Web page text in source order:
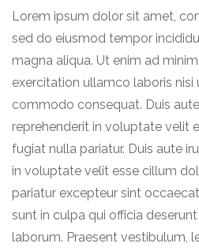
Lorem ipsum dolor sit amet,
sed do eiusmod tempor
magna aliqua. Ut enim ad
exercitation ullamco laboris nisi
commodo consequat. Duis
reprehenderit in voluptate velit
fugiat nulla pariatur. Duis aute
in voluptate velit esse cillum
pariatur excepteur sint
sunt in culpa qui officia
laborum. Praesent vestibulum,